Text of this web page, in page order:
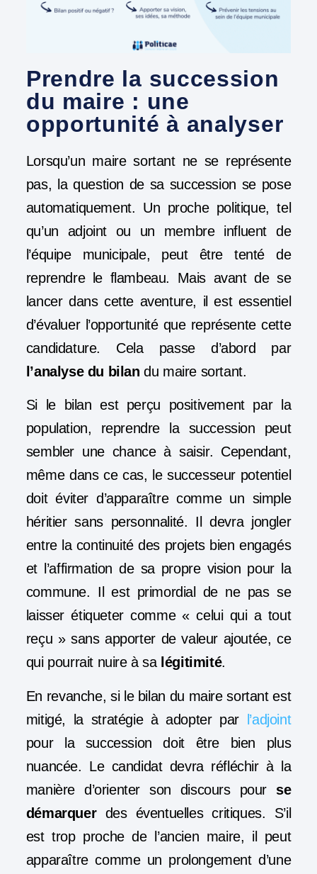
Prendre la succession
du maire : une
opportunité à analyser
Lorsqu’un maire sortant ne se représente
pas, la question de sa succession se pose
automatiquement. Un proche politique, tel
qu’un adjoint ou un membre influent de
l’équipe municipale, peut être tenté de
reprendre le flambeau. Mais avant de se
lancer dans cette aventure, il est essentiel
d’évaluer l’opportunité que représente cette
candidature. Cela passe d’abord par
l’analyse du bilan du maire sortant.
Si le bilan est perçu positivement par la
population, reprendre la succession peut
sembler une chance à saisir. Cependant,
même dans ce cas, le successeur potentiel
doit éviter d’apparaître comme un simple
héritier sans personnalité. Il devra jongler
entre la continuité des projets bien engagés
et l’affirmation de sa propre vision pour la
commune. Il est primordial de ne pas se
laisser étiqueter comme « celui qui a tout
reçu » sans apporter de valeur ajoutée, ce
qui pourrait nuire à sa légitimité.
En revanche, si le bilan du maire sortant est
mitigé, la stratégie à adopter par
l’adjoint
pour la succession doit être bien plus
nuancée. Le candidat devra réfléchir à la
manière d’orienter son discours pour se
démarquerdes éventuelles critiques. S’il
est trop proche de l’ancien maire, il peut
apparaître comme un prolongement d’une